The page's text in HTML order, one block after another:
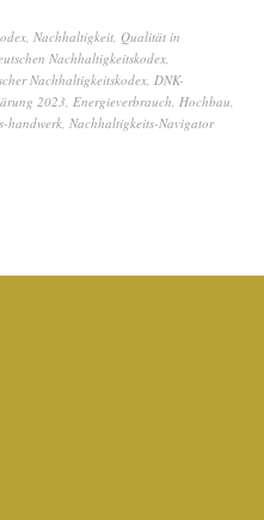
Nachhaltigkeit Qualität in
Nachhaltigkeitskodex
Nachhaltigkeitskodex DNK-
2023 Energieverbrauch Hochbau
handwerk Nachhaltigkeits-Navigator